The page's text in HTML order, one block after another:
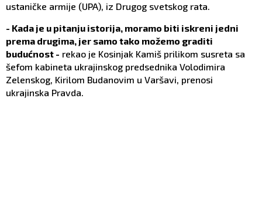
ustaničke armije (UPA), iz Drugog svetskog rata.
- Kada je u pitanju istorija, moramo biti iskreni jedni
prema drugima, jer samo tako možemo graditi
budućnost - rekao je Kosinjak Kamiš prilikom susreta sa
šefom kabineta ukrajinskog predsednika Volodimira
Zelenskog, Kirilom Budanovim u Varšavi, prenosi
ukrajinska Pravda.